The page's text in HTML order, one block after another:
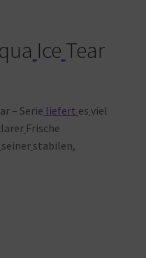
Ice Tear
– Serie liefert es viel
Frische
seiner stabilen,